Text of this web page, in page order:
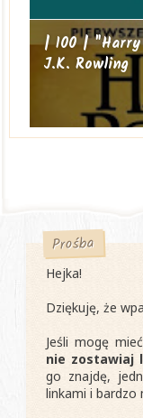
| 100 |
J.K. Rowling
Prośba
Hejka!
Dziękuję, że
Jeśli mogę
nie zostawiaj
go znajdę,
linkami i bardzo